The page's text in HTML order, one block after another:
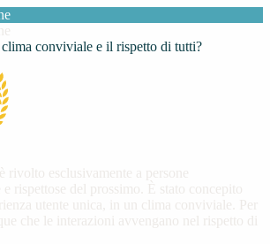
conviviale e il rispetto di tutti?
rivolto esclusivamente a persone
e rispettose del prossimo. È stato concepito
utente unica, in un clima conviviale. Per
che le interazioni avvengano nel rispetto di